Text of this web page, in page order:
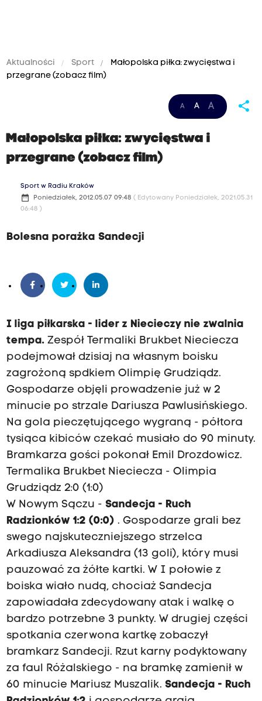
Aktualności Sport
Małopolska piłka: zwycięstwa i
przegrane (zobacz film)
A A A share
Małopolska piłka: zwycięstwa i
przegrane (zobacz film)
Sport w Radiu Kraków
date_range Poniedziałek, 2012.05.07 09:48 ( Edytowany Poniedziałek, 2021.05.31
06:48 )
Bolesna porażka Sandecji
I liga piłkarska - lider z Niecieczy nie zwalnia
tempa.Zespół Termaliki Brukbet Nieciecza
podejmował dzisiaj na własnym boisku
zagrożoną spdkiem Olimpię Grudziądz.
Gospodarze objęli prowadzenie już w 2
minucie po strzale Dariusza Pawlusińskiego.
Na gola pieczętującego wygraną - półtora
tysiąca kibiców czekać musiało do 90 minuty.
Bramkarza gości pokonał Emil Drozdowicz.
Termalika Brukbet Nieciecza - Olimpia
Grudziądz 2:0 (1:0)
W Nowym Sączu - Sandecja - Ruch
Radzionków 1:2 (0:0) . Gospodarze grali bez
swego najskuteczniejszego strzelca
Arkadiusza Aleksandra (13 goli), który musi
pauzować za żółte kartki. W I połowie z
boiska wiało nudą, chociaż Sandecja
zapowiadała zdecydowany atak i walkę o
bardzo potrzebne 3 punkty. W drugiej części
spotkania czerwona kartkę zobaczył
bramkarz Sandecji. Rzut karny podyktowany
za faul Różalskiego - na bramkę zamienił w
60 minucie Mariusz Muszalik. Sandecja - Ruch